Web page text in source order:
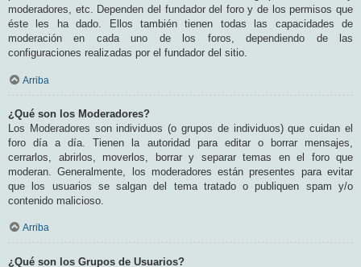
moderadores, etc. Dependen del fundador del foro y de los permisos que
éste les ha dado. Ellos también tienen todas las capacidades de
moderación en cada uno de los foros, dependiendo de las
configuraciones realizadas por el fundador del sitio.
Arriba
¿Qué son los Moderadores?
Los Moderadores son individuos (o grupos de individuos) que cuidan el
foro día a día. Tienen la autoridad para editar o borrar mensajes,
cerrarlos, abrirlos, moverlos, borrar y separar temas en el foro que
moderan. Generalmente, los moderadores están presentes para evitar
que los usuarios se salgan del tema tratado o publiquen spam y/o
contenido malicioso.
Arriba
¿Qué son los Grupos de Usuarios?